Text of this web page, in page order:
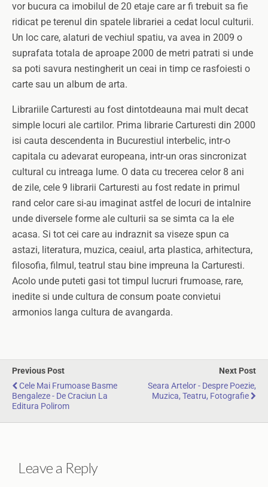
vor bucura ca imobilul de 20 etaje care ar fi trebuit sa fie
ridicat pe terenul din spatele librariei a cedat locul culturii.
Un loc care, alaturi de vechiul spatiu, va avea in 2009 o
suprafata totala de aproape 2000 de metri patrati si unde
sa poti savura nestingherit un ceai in timp ce rasfoiesti o
carte sau un album de arta.
Librariile Carturesti au fost dintotdeauna mai mult decat
simple locuri ale cartilor. Prima librarie Carturesti din 2000
isi cauta descendenta in Bucurestiul interbelic, intr-o
capitala cu adevarat europeana, intr-un oras sincronizat
cultural cu intreaga lume. O data cu trecerea celor 8 ani
de zile, cele 9 librarii Carturesti au fost redate in primul
rand celor care si-au imaginat astfel de locuri de intalnire
unde diversele forme ale culturii sa se simta ca la ele
acasa. Si tot cei care au indraznit sa viseze spun ca
astazi, literatura, muzica, ceaiul, arta plastica, arhitectura,
filosofia, filmul, teatrul stau bine impreuna la Carturesti.
Acolo unde puteti gasi tot timpul lucruri frumoase, rare,
inedite si unde cultura de consum poate convietui
armonios langa cultura de avangarda.
Previous Post
Cele Mai Frumoase Basme
Bengaleze - De Craciun La
Editura Polirom
Next Post
Seara Artelor - Despre Poezie,
Muzica, Teatru, Fotografie
Leave a Reply